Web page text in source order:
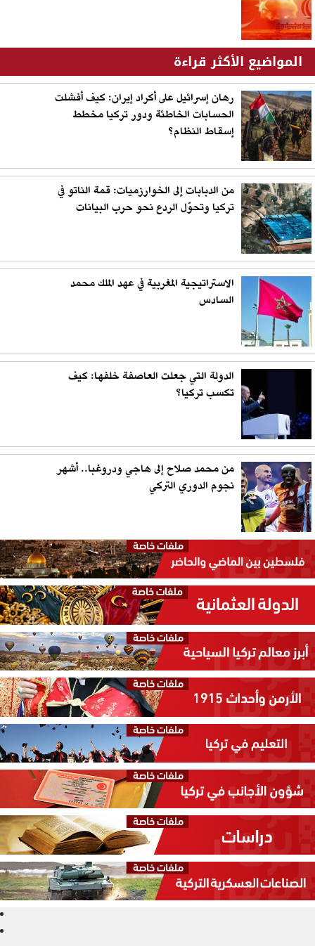
المواضيع الأكثر قراءة
رهان إسرائيل على أكراد إيران: كيف أفشلت
الحسابات الخاطئة ودور تركيا مخطط
إسقاط النظام؟
من الدبابات إلى الخوارزميات: قمة الناتو في
تركيا وتحوّل الردع نحو حرب البيانات
الاستراتيجية المغربية في عهد الملك محمد
السادس
الدولة التي جعلت العاصفة خلفها: كيف
تكسب تركيا؟
من محمد صلاح إلى هاجي ودروغبا.. أشهر
نجوم الدوري التركي